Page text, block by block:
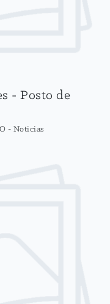
- Posto de
- Noticias